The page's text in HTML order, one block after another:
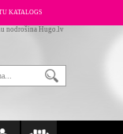
KATALOGS
nodrošina Hugo.lv